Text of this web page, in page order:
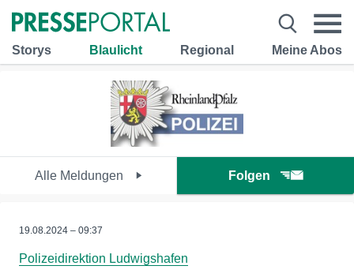
Storys Blaulicht Regional Meine Abos
Alle Meldungen Folgen
19.08.2024 – 09:37
Polizeidirektion Ludwigshafen